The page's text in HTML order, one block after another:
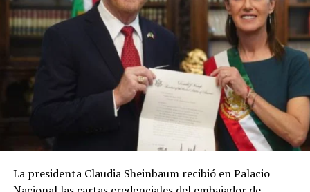
La presidenta Claudia Sheinbaum recibió en Palacio